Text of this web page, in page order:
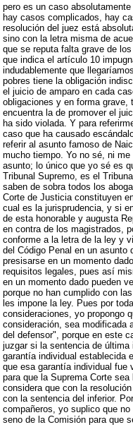
pero es un caso
hay casos complicados, hay
resolución del juez está
sino con la letra misma de
que se reputa falta grave de
que indica el artículo 10
indudablemente que
pobres tiene la obligación
el juicio de amparo en cada
obligaciones y en forma grave,
encuentra la de promover el
ha sido violada. Y para
caso que ha causado
referir al asunto famoso de
mucho tiempo. Yo no sé, ni
asunto; lo único que yo sé es
Tribunal Supremo, es el
saben de sobra todos los
Corte de Justicia constituyen
cual es la jurisprudencia, y si
de esta honorable y augusta
en contra de los magistrados,
conforme a la letra de la ley y
del Código Penal en un asunto
presisarse en un momento
requisitos legales, pues así
en un momento dado pueden
porque no han cumplido con
les impone la ley. Pues por
consideraciones, yo propongo
consideración, sea modificada
del defensor", porque en este
juzgar si la sentencia de
garantía individual establecida
que esa garantía individual fue
para que la Suprema Corte
considera que con la
con la sentencia del inferior.
compañeros, yo suplico que
seno de la Comisión para que